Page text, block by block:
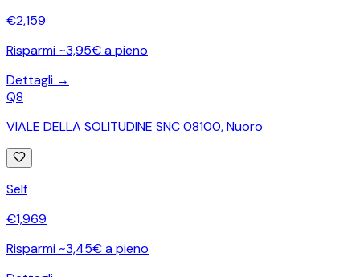
€2,159
Risparmi ~3,95€ a pieno
Dettagli →
Q8
VIALE DELLA SOLITUDINE SNC 08100,Nuoro
Self
€1,969
Risparmi ~3,45€ a pieno